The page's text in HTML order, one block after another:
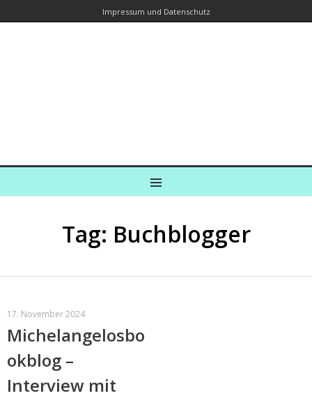
Impressum und Datenschutz
MENU
Tag: Buchblogger
17. November 2024
Michelangelosbo
okblog –
Interview mit